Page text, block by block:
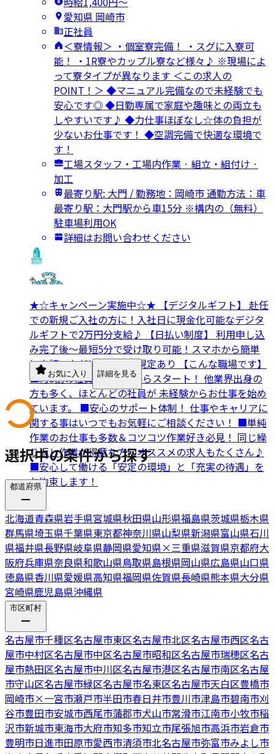
愛知県 岡崎市
正社員
＜寮情報＞ ・個室寮完備！ ・スグに入寮可
能！ ・1R寮やカップル寮など様々♪ ※現場によ
って寮タイプが異なります ＜この求人の
POINT！＞ ◆マニュアル完備なので未経験でも
安心です◎ ◆日勤専属で家庭や趣味との両立も
しやすいです♪ ◆力仕事ほぼなし☆体の負担が
少ないお仕事です！ ◆空調完備で快適な環境で
す！
工場スタッフ・工場内作業 · 組立・組付け ·
加工
最寄り駅: 大門 / 勤務地：岡崎市 通勤方法：車
最寄り駅：大門駅から車15分 ※構内の（無料）
駐車場利用OK
詳細はお問い合わせください
★☆キャンペーン実施中☆★ 【デジタルギフト】 赴任
での新規ご入社の方に！入社日に現金化可能なデジタ
ルギフトで2万円分支給♪ 【日払い制度】 利用申し込
み完了後～最短5分で受け取り可能！スマホから簡単
に申請いただけます！※規定あり 【こんな職場です】
■約8割の社員が未経験からスタート！ 他業界出身の
方も多く、ほとんどの社員が 未経験からお仕事を始め
ています。 ■安心のサポート体制！ 仕事やキャリアに
関する事はいつでもお気軽にご相談ください！ ■単純
作業のお仕事も多数＆コツコツ作業好き必見！ 同じ繰
り返し作業が得意な方にオススメの求人もたくさん♪
■安心して働ける「安定の環境」と「充実の待遇」を
お約束します！
お気に入り 詳細を見る
選択中の条件から探す
都道府県
北海道青森県岩手県宮城県秋田県山形県福島県茨城県栃木県
群馬県埼玉県千葉県東京都神奈川県山梨県新潟県富山県石川
県福井県長野県岐阜県静岡県愛知県×三重県滋賀県京都府大
阪府兵庫県奈良県和歌山県鳥取県島根県岡山県広島県山口県
徳島県香川県愛媛県高知県福岡県佐賀県長崎県熊本県大分県
宮崎県鹿児島県沖縄県
市区町村
名古屋市千種区名古屋市東区名古屋市北区名古屋市西区名古
屋市中村区名古屋市中区名古屋市昭和区名古屋市瑞穂区名古
屋市熱田区名古屋市中川区名古屋市港区名古屋市南区名古屋
市守山区名古屋市緑区名古屋市名東区名古屋市天白区豊橋市
岡崎市×一宮市瀬戸市半田市春日井市豊川市津島市碧南市刈
谷市豊田市安城市西尾市蒲郡市犬山市常滑市江南市小牧市稲
沢市新城市東海市大府市知多市知立市尾張旭市高浜市岩倉市
豊明市日進市田原市愛西市清須市北名古屋市弥富市みよし市